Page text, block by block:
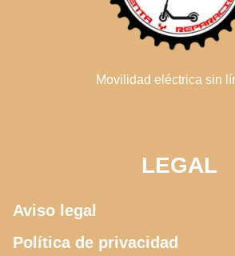
Movilidad eléctrica sin
LEGAL
Aviso legal
Política de privacidad